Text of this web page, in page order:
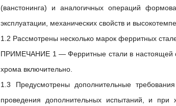
(ванстонинга) и аналогичных операций
эксплуатации, механических свойств и
1.2 Рассмотрены несколько марок ферритных
ПРИМЕЧАНИЕ 1 — Ферритные стали в настоящей
хрома включительно.
1.3 Предусмотрены дополнительные
проведения дополнительных испытаний, и